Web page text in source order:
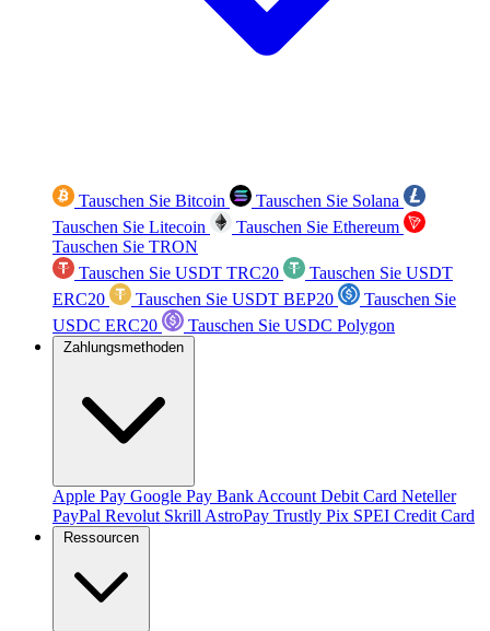
Tauschen Sie Bitcoin
Tauschen Sie Solana
Tauschen Sie Litecoin
Tauschen Sie Ethereum
Tauschen Sie TRON
Tauschen Sie USDT TRC20
Tauschen Sie USDT
ERC20
Tauschen Sie USDT BEP20
Tauschen Sie
USDC ERC20
Tauschen Sie USDC Polygon
Zahlungsmethoden
Apple Pay Google Pay Bank Account Debit Card Neteller
PayPal Revolut Skrill AstroPay Trustly Pix SPEI Credit Card
Ressourcen